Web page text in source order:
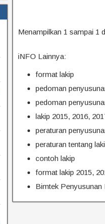
Menampilkan 1 sampai 1
iNFO Lainnya:
format lakip
pedoman
pedoman
lakip 2015, 2016,
peraturan
peraturan tentang
contoh lakip
format lakip 2015,
Bimtek Penyusunan